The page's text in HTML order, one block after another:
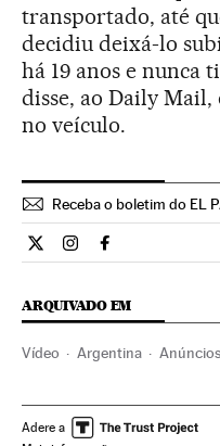
transportado, até
decidiu deixá-lo
há 19 anos e nunca
disse, ao Daily Mail,
no veículo.
Receba o boletim do EL
Cultura El País Brasil en
Cultura El País
Cultura El País
ARQUIVADO EM
Vídeo Argentina
Agências publicidade
Adere a